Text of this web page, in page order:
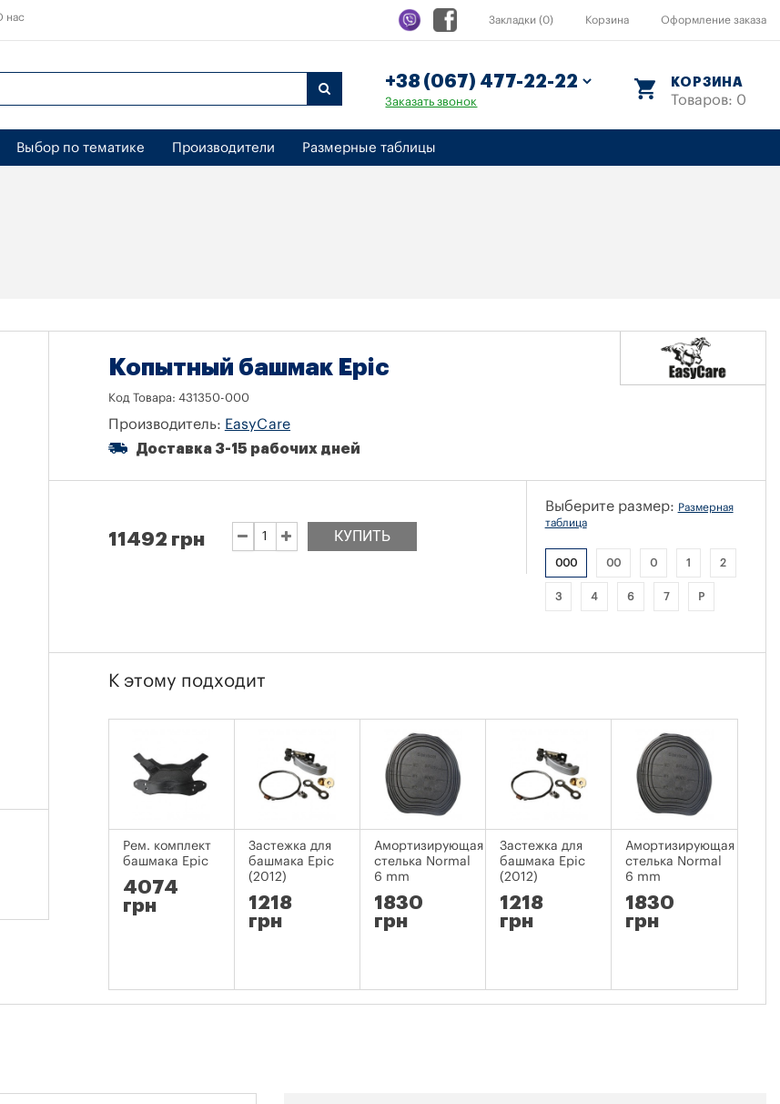
нас Закладки (0) Корзина Оформление заказа
Заказать звонок
КОРЗИНА
Товаров: 0
Выбор по тематике Производители Размерные таблицы
Копытный башмак Epic
Код Товара: 431350-000
Производитель: EasyCare
Доставка 3-15 рабочих дней
КУПИТЬ
11492 грн
Выберите размер: Размерная
таблица
000 00 0 1 2
3 4 6 7 P
К этому подходит
Рем. комплект
башмака Epic
4074
грн
Застежка для
башмака Epic
(2012)
1218
грн
Амортизирующая
стелька Normal
6 mm
1830
грн
Застежка для
башмака Epic
(2012)
1218
грн
Амортизирующая
стелька Normal
6 mm
1830
грн